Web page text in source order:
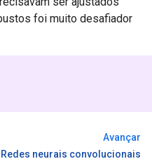
foi muito desafiador
Avançar
Redes neurais convolucionais